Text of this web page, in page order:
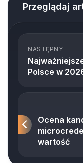
Przeglądaj
NASTĘPNY
Polsce w
Ocena
wartość